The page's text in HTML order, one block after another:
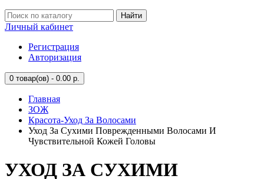
Найти
Личный кабинет
Регистрация
Авторизация
0 товар(ов) - 0.00 р.
Главная
ЗОЖ
Красота-Уход За Волосами
Уход За Сухими Поврежденными Волосами И
Чувствительной Кожей Головы
УХОД ЗА СУХИМИ